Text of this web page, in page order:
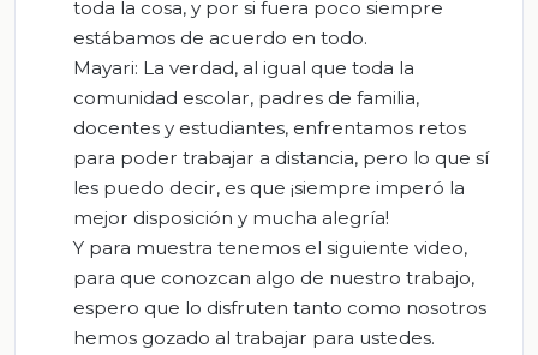
toda la cosa, y por si fuera poco siempre
estábamos de acuerdo en todo.
Mayari: La verdad, al igual que toda la
comunidad escolar, padres de familia,
docentes y estudiantes, enfrentamos retos
para poder trabajar a distancia, pero lo que sí
les puedo decir, es que ¡siempre imperó la
mejor disposición y mucha alegría!
Y para muestra tenemos el siguiente video,
para que conozcan algo de nuestro trabajo,
espero que lo disfruten tanto como nosotros
hemos gozado al trabajar para ustedes.